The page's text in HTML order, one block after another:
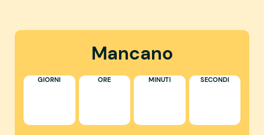
Mancano
GIORNI ORE MINUTI SECONDI